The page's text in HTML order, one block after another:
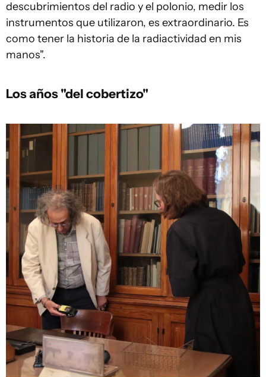
descubrimientos del radio y el polonio, medir los
instrumentos que utilizaron, es extraordinario. Es
como tener la historia de la radiactividad en mis
manos".
Los años "del cobertizo"